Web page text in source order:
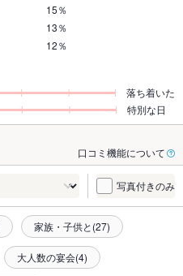
15％
13％
12％
落ち着いた
特別な日
口コミ機能について
写真付きのみ
家族・子供と(27)
大人数の宴会(4)